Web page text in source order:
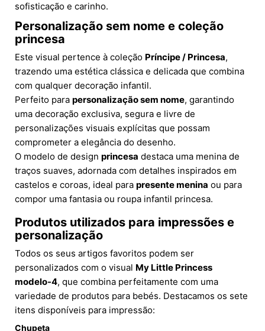
sofisticação e carinho.
Personalização sem nome e coleção
princesa
Este visual pertence à coleção Príncipe / Princesa,
trazendo uma estética clássica e delicada que combina
com qualquer decoração infantil.
Perfeito para personalização sem nome, garantindo
uma decoração exclusiva, segura e livre de
personalizações visuais explícitas que possam
comprometer a elegância do desenho.
O modelo de design princesa destaca uma menina de
traços suaves, adornada com detalhes inspirados em
castelos e coroas, ideal para presente menina ou para
compor uma fantasia ou roupa infantil princesa.
Produtos utilizados para impressões e
personalização
Todos os seus artigos favoritos podem ser
personalizados com o visual My Little Princess
modelo-4, que combina perfeitamente com uma
variedade de produtos para bebés. Destacamos os sete
itens disponíveis para impressão:
Chupeta